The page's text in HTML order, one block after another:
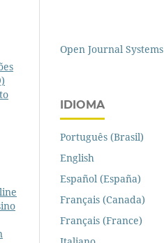
Open Journal Systems
IDIOMA
Português (Brasil)
English
Español (España)
Français (Canada)
Français (France)